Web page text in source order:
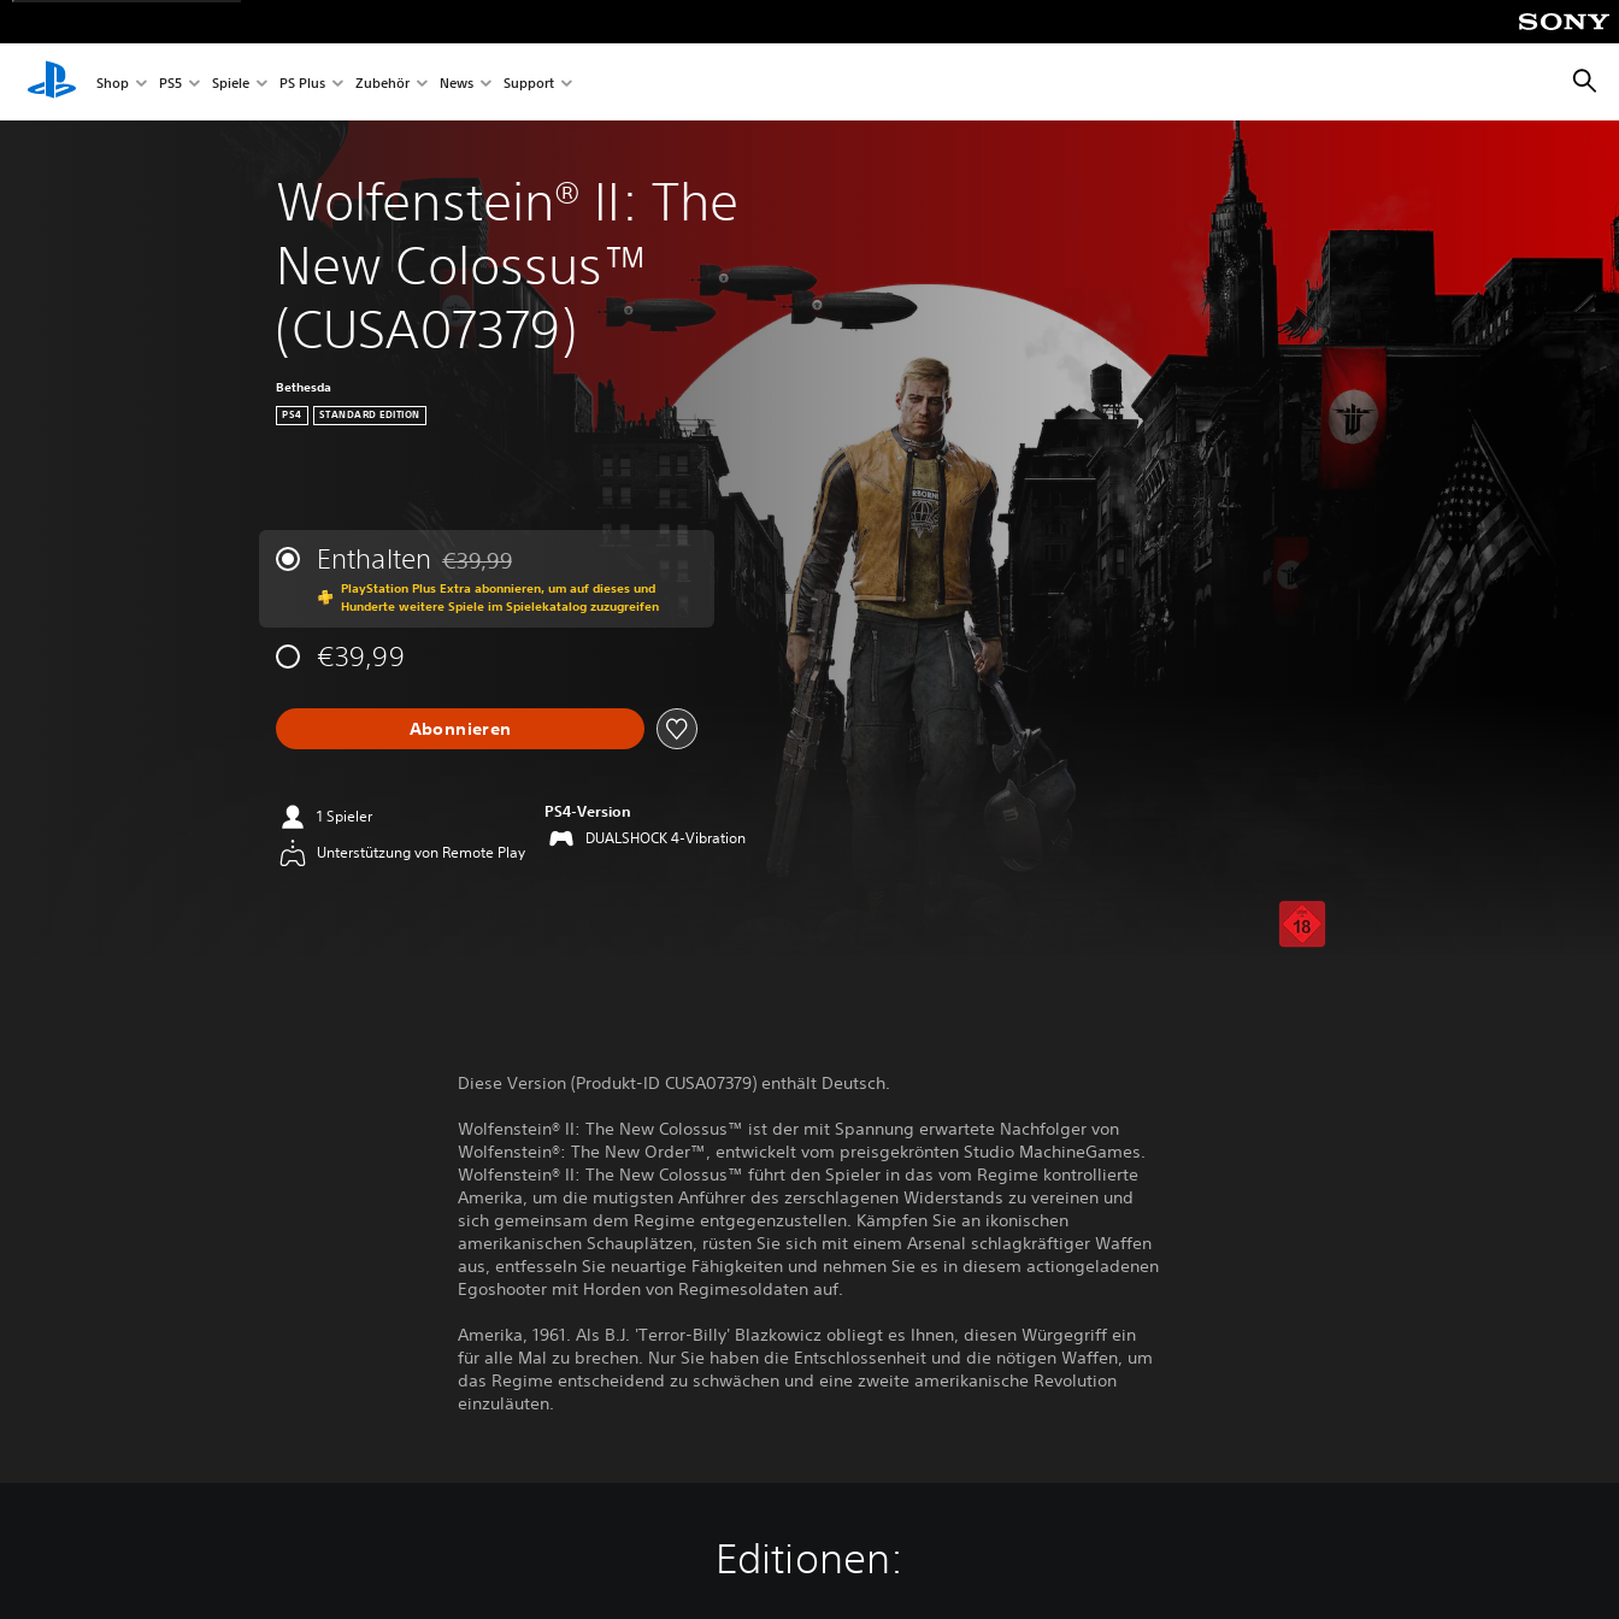
Shop PS5 Spiele PS Plus Zubehör News Support
Wolfenstein® II: The
New Colossus™
(CUSA07379)
Bethesda
PS4 STANDARD EDITION
Enthalten Preisnachlass gegenüber dem Originalpreis von €39,99
€39,99
PlayStation Plus Extra abonnieren, um auf dieses und
Hunderte weitere Spiele im Spielekatalog zuzugreifen
€39,99
Abonnieren
1 Spieler
Unterstützung von Remote Play
PS4-Version
DUALSHOCK 4-Vibration
Diese Version (Produkt-ID CUSA07379) enthält Deutsch.
Wolfenstein® II: The New Colossus™ ist der mit Spannung erwartete Nachfolger von
Wolfenstein®: The New Order™, entwickelt vom preisgekrönten Studio MachineGames.
Wolfenstein® II: The New Colossus™ führt den Spieler in das vom Regime kontrollierte
Amerika, um die mutigsten Anführer des zerschlagenen Widerstands zu vereinen und
sich gemeinsam dem Regime entgegenzustellen. Kämpfen Sie an ikonischen
amerikanischen Schauplätzen, rüsten Sie sich mit einem Arsenal schlagkräftiger Waffen
aus, entfesseln Sie neuartige Fähigkeiten und nehmen Sie es in diesem actiongeladenen
Egoshooter mit Horden von Regimesoldaten auf.
Amerika, 1961. Als B.J. 'Terror-Billy' Blazkowicz obliegt es Ihnen, diesen Würgegriff ein
für alle Mal zu brechen. Nur Sie haben die Entschlossenheit und die nötigen Waffen, um
das Regime entscheidend zu schwächen und eine zweite amerikanische Revolution
einzuläuten.
Editionen: